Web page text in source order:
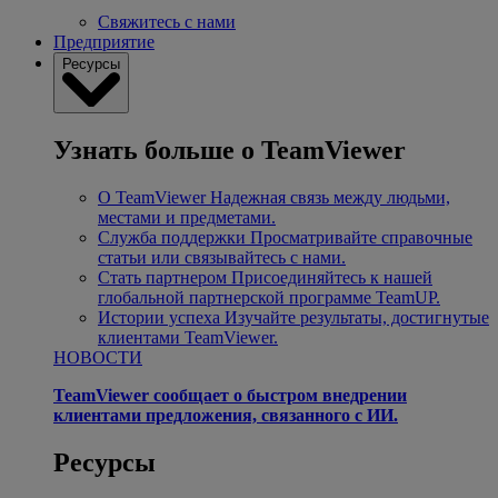
Свяжитесь с нами
Предприятие
Ресурсы
Узнать больше о TeamViewer
О TeamViewer Надежная связь между людьми,
местами и предметами.
Служба поддержки Просматривайте справочные
статьи или связывайтесь с нами.
Стать партнером Присоединяйтесь к нашей
глобальной партнерской программе TeamUP.
Истории успеха Изучайте результаты, достигнутые
клиентами TeamViewer.
НОВОСТИ
TeamViewer сообщает о быстром внедрении
клиентами предложения, связанного с ИИ.
Ресурсы